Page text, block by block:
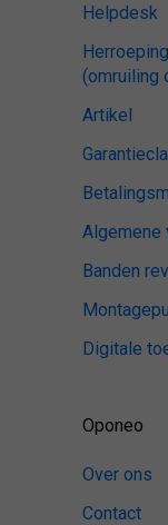
Helpdesk
(omruiling
Artikel
Algemene
Banden
Digitale
Oponeo
Over ons
Contact